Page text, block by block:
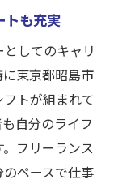
ライバー求
の安定収入
方
トも充実
してのキャリ
東京都昭島市
トが組まれて
自分のライフ
フリーランス
ペースで仕事